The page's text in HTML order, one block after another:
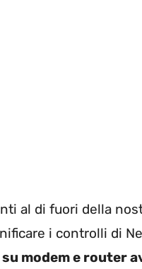
al di fuori della
i controlli di
modem e router